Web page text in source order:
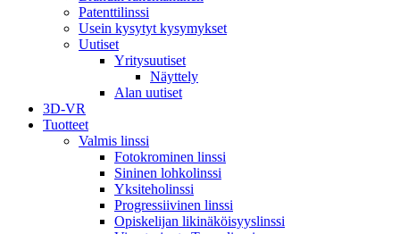
Patenttilinssi
Usein kysytyt kysymykset
Uutiset
Yritysuutiset
Näyttely
Alan uutiset
3D-VR
Tuotteet
Valmis linssi
Fotokrominen linssi
Sininen lohkolinssi
Yksiteholinssi
Progressiivinen linssi
Opiskelijan likinäköisyyslinssi